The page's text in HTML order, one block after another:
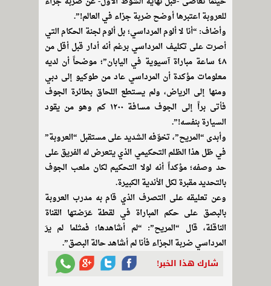
للعروبة اعتبرها أوضح ضربة جزاء في العالم!”.
وأضاف: “أنا لا ألوم المرداسي؛ بل ألوم لجنة الحكام التي
أصرت على تكليف المرداسي برغم أنه أدار قبل أقل من
٤٨ ساعة مباراة آسيوية في اليابان”؛ موضحاً أن لديه
معلومات مؤكدة أن المرداسي عاد من طوكيو إلى دبي
ومنها إلى الرياض، ولم يستطع اللحاق بطائرة الجوف
فأتى براً إلى الجوف مسافة ١٢٠٠ كم وهو من يقود
السيارة بنفسه!”.
وأبدى “المريح”، تخوّفه الشديد على مستقبل “العروبة”
في ظل هذا الظلم التحكيمي الذي يتعرض له الفريق على
حد وصفه؛ مؤكداً أنه لولا التحكيم لكان ملعب الجوف
بالتحديد مقبرة لكل الأندية الكبيرة.
وعن تعليقه على التصرف الذي قام به مدرب العروبة
بالبصق على حكم المباراة في لقطة عَرَضتها القناة
الناقلة، قال “المريح”: “لم أشاهدها؛ فمثلما لم يرَ
المرداسي ضربة الجزاء فأنا لم أشاهد حالة البصق”.
شارك هذا الخبر!